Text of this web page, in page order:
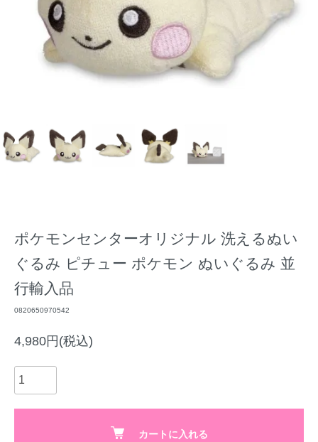
ポケモンセンターオリジナル 洗えるぬい
ぐるみ ピチュー ポケモン ぬいぐるみ 並
行輸入品
0820650970542
4,980円(税込)
カートに入れる